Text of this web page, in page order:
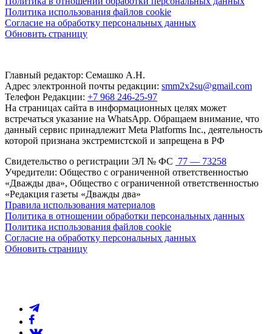
Политика использования файлов cookie
Согласие на обработку персональных данных
Обновить страницу
Главный редактор: Семашко А.Н.
Адрес электронной почты редакции: smm2x2su@gmail.com
Телефон Редакции: +7 968 246-25-97
На страницах сайта в информационных целях может
встречаться указание на WhatsApp. Обращаем внимание, что
данный сервис принадлежит Meta Platforms Inc., деятельность
которой признана экстремистской и запрещена в РФ
Свидетельство о регистрации ЭЛ № ФС 77 — 73258
Учредители: Общество с ограниченной ответственностью
«Дважды два», Общество с ограниченной ответственностью
«Редакция газеты «Дважды два»
Правила использования материалов
Политика в отношении обработки персональных данных
Политика использования файлов cookie
Согласие на обработку персональных данных
Обновить страницу